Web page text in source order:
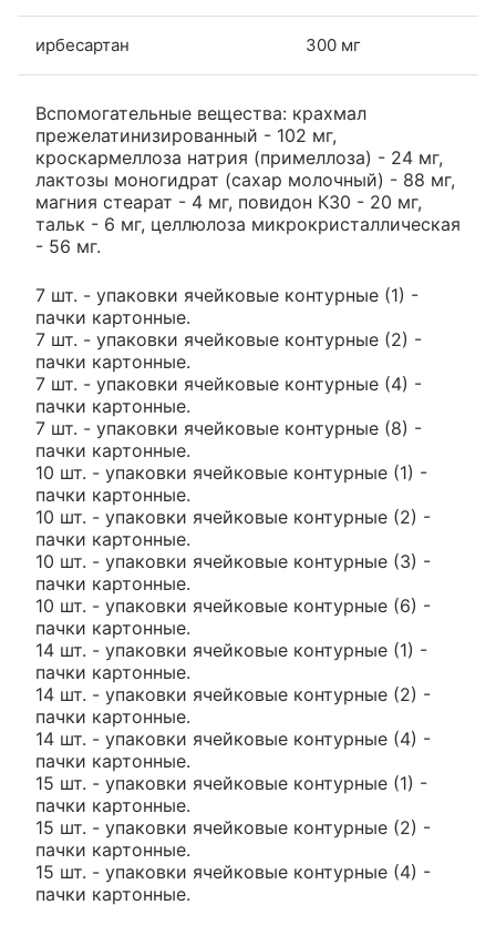
ирбесартан 300 мг
Вспомогательные вещества: крахмал
прежелатинизированный - 102 мг,
кроскармеллоза натрия (примеллоза) - 24 мг,
лактозы моногидрат (сахар молочный) - 88 мг,
магния стеарат - 4 мг, повидон К30 - 20 мг,
тальк - 6 мг, целлюлоза микрокристаллическая
- 56 мг.
7 шт. - упаковки ячейковые контурные (1) -
пачки картонные.
7 шт. - упаковки ячейковые контурные (2) -
пачки картонные.
7 шт. - упаковки ячейковые контурные (4) -
пачки картонные.
7 шт. - упаковки ячейковые контурные (8) -
пачки картонные.
10 шт. - упаковки ячейковые контурные (1) -
пачки картонные.
10 шт. - упаковки ячейковые контурные (2) -
пачки картонные.
10 шт. - упаковки ячейковые контурные (3) -
пачки картонные.
10 шт. - упаковки ячейковые контурные (6) -
пачки картонные.
14 шт. - упаковки ячейковые контурные (1) -
пачки картонные.
14 шт. - упаковки ячейковые контурные (2) -
пачки картонные.
14 шт. - упаковки ячейковые контурные (4) -
пачки картонные.
15 шт. - упаковки ячейковые контурные (1) -
пачки картонные.
15 шт. - упаковки ячейковые контурные (2) -
пачки картонные.
15 шт. - упаковки ячейковые контурные (4) -
пачки картонные.